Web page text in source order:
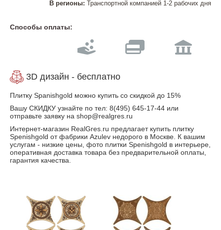
В регионы: Транспортной компанией 1-2 рабочих дня
Способы оплаты:
3D дизайн - бесплатно
Плитку Spanishgold можно купить со скидкой до 15%
Вашу СКИДКУ узнайте по тел: 8(495) 645-17-44 или
отправьте заявку на shop@realgres.ru
Интернет-магазин RealGres.ru предлагает купить плитку
Spenishgold от фабрики Azulev недорого в Москве. К вашим
услугам - низкие цены, фото плитки Spenishgold в интерьере,
оперативная доставка товара без предварительной оплаты,
гарантия качества.